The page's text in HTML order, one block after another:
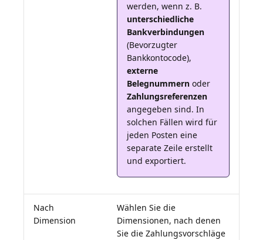
werden, wenn z. B.
unterschiedliche
Bankverbindungen
(Bevorzugter
Bankkontocode),
externe
Belegnummern oder
Zahlungsreferenzen
angegeben sind. In
solchen Fällen wird für
jeden Posten eine
separate Zeile erstellt
und exportiert.
Nach
Dimension
Wählen Sie die
Dimensionen, nach denen
Sie die Zahlungsvorschläge